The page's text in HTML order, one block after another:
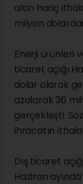
altın hariç
milyon
Enerji ürünleri
ticaret açığı
dolar olarak
azalarak 36
gerçekleşti.
ihracatın
Dış ticaret
Haziran